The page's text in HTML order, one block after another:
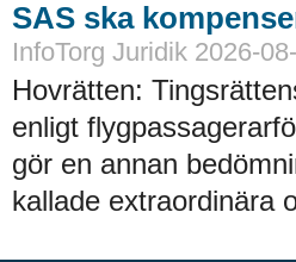
SAS ska
InfoTorg Juridik 2026-
Hovrätten:
enligt
gör en annan
kallade extraordinära